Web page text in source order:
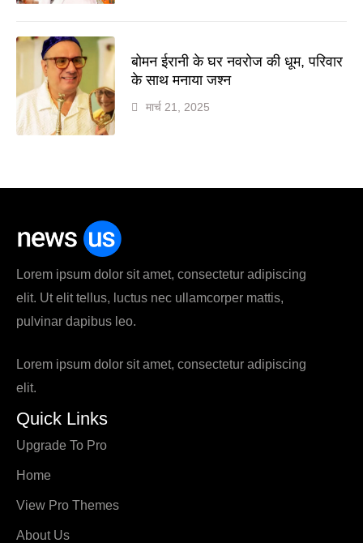
बोमन ईरानी के घर नवरोज की धूम, परिवार
के साथ मनाया जश्न
मार्च 21, 2025
Lorem ipsum dolor sit amet, consectetur adipiscing
elit. Ut elit tellus, luctus nec ullamcorper mattis,
pulvinar dapibus leo.
Lorem ipsum dolor sit amet, consectetur adipiscing
elit.
Quick Links
Upgrade To Pro
Home
View Pro Themes
About Us